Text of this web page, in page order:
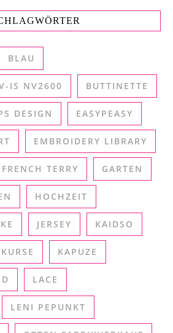
BLAU
IS NV2600 BUTTINETTE
DESIGN EASYPEASY
EMBROIDERY LIBRARY
FRENCH TERRY GARTEN
HOCHZEIT
JERSEY KAIDSO
KAPUZE
LACE
LENI PEPUNKT